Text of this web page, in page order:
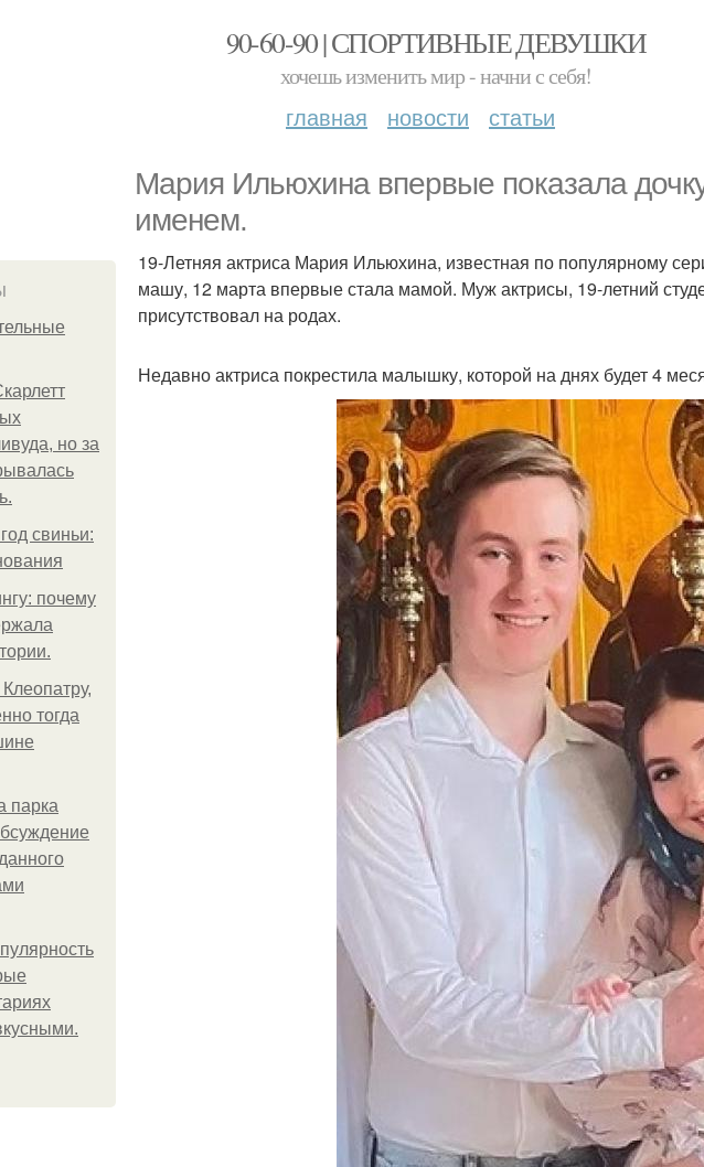
90-60-90 | СПОРТИВНЫЕ ДЕВУШКИ
хочешь изменить мир - начни с себя!
главная новости статьи
Мария Ильюхина впервые показала
именем.
но за
свиньи:
почему
тогда
парка
19-Летняя актриса Мария Ильюхина, известная по популярному
машу, 12 марта впервые стала мамой. Муж актрисы, 19-летний
присутствовал на родах.
Недавно актриса покрестила малышку, которой на днях будет 4